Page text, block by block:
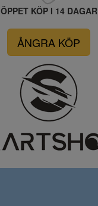
ÖPPET KÖP I 14 DAGAR
ÅNGRA KÖP